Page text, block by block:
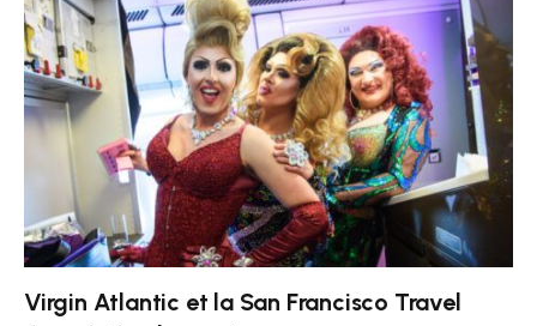
Virgin Atlantic et la San Francisco Travel